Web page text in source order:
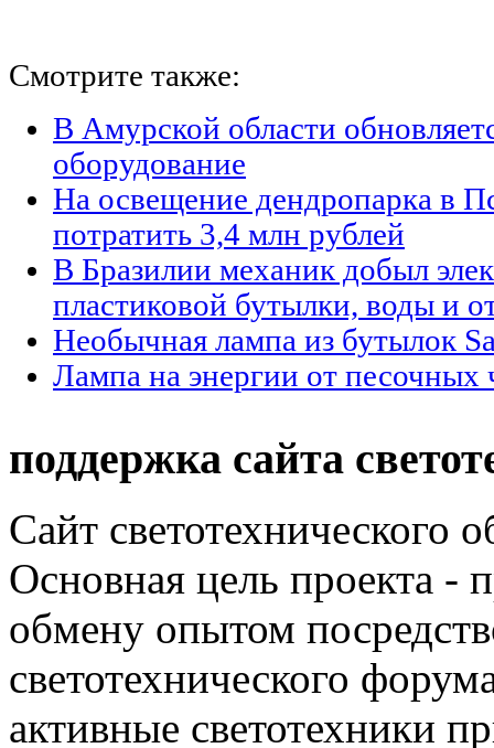
Смотрите также:
В Амурской области
оборудование
На освещение дендропарка в
потратить 3,4 млн рублей
В Бразилии механик добыл
пластиковой бутылки, воды и
Необычная лампа из бутылок
Лампа на энергии от песочных
поддержка сайта
Сайт светотехнического
Основная цель проекта -
обмену опытом
светотехнического
активные светотехники